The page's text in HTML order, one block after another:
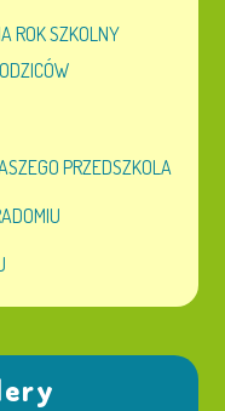
ROK SZKOLNY
PRZEDSZKOLA